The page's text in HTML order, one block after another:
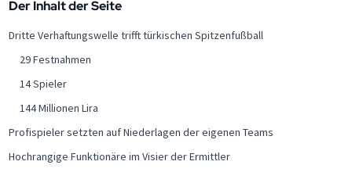
Der Inhalt der Seite
Dritte Verhaftungswelle trifft türkischen Spitzenfußball
29 Festnahmen
14 Spieler
144 Millionen Lira
Profispieler setzten auf Niederlagen der eigenen Teams
Hochrangige Funktionäre im Visier der Ermittler